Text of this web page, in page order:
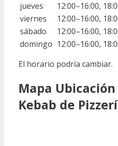
jueves
12:00–16:00,
viernes
12:00–16:00,
sábado
12:00–16:00,
domingo 12:00–16:00,
El horario podría cambiar.
Mapa
Kebab de